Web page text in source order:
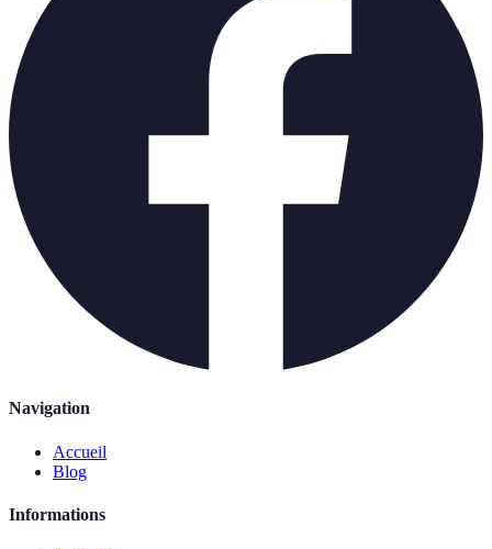
Navigation
Accueil
Blog
Informations